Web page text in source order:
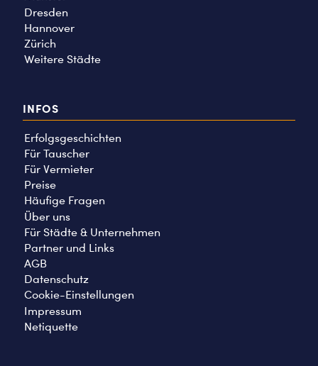
Dresden
Hannover
Zürich
Weitere Städte
INFOS
Erfolgsgeschichten
Für Tauscher
Für Vermieter
Preise
Häufige Fragen
Über uns
Für Städte & Unternehmen
Partner und Links
AGB
Datenschutz
Cookie-Einstellungen
Impressum
Netiquette